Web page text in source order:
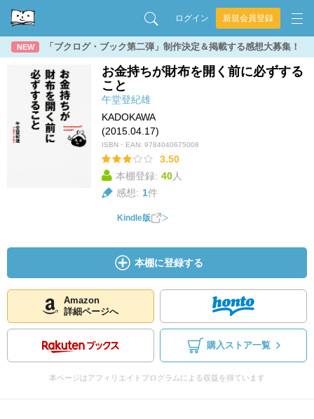
ログイン 新規会員登録
NEW 「ブクログ・ブック第二弾」制作決定＆掲載する感想大募集！
お金持ちが財布を開く前に必ずする
こと
午堂登紀雄
KADOKAWA
(2015.04.17)
ISBN・EAN: 9784040675008
3.50
本棚登録: 40人
感想: 1件
Kindle版
本棚に登録する
Amazon
詳細ページへ
購入ストア一覧
本ページはアフィリエイトプログラムによる収益を得ています